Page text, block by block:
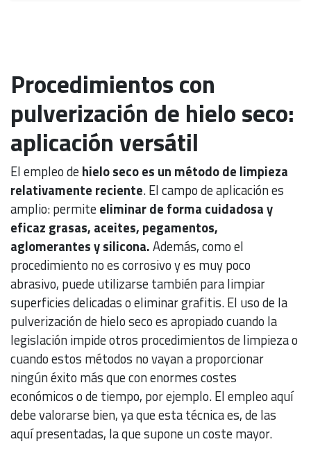
Procedimientos con
pulverización de hielo seco:
aplicación versátil
El empleo dehielo seco es un método de limpieza
relativamente reciente. El campo de aplicación es
amplio: permiteeliminar de forma cuidadosa y
eficaz grasas, aceites, pegamentos,
aglomerantes y silicona.Además, como el
procedimiento no es corrosivo y es muy poco
abrasivo, puede utilizarse también para limpiar
superficies delicadas o eliminar grafitis. El uso de la
pulverización de hielo seco es apropiado cuando la
legislación impide otros procedimientos de limpieza o
cuando estos métodos no vayan a proporcionar
ningún éxito más que con enormes costes
económicos o de tiempo, por ejemplo. El empleo aquí
debe valorarse bien, ya que esta técnica es, de las
aquí presentadas, la que supone un coste mayor.